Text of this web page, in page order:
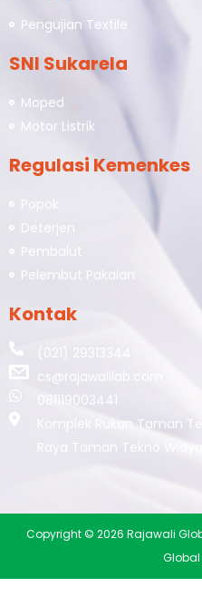
Pengujian Textile
SNI Sukarela
Moped
Motor Listrik
Regulasi Kemenkes
Popok
Deterjen
Pembalut
Pelembut Pakaian
Kontak
(021) 29313344
cs@rajawalilab.com
081119003441
Komplek Rukan Taman
Raya Taman Tekno
Copyright © 2026 Rajawali
Global